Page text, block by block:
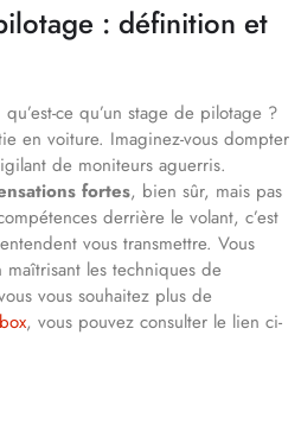
: définition et
ce qu’un stage de pilotage ?
en voiture. Imaginez-vous dompter
de moniteurs aguerris.
fortes, bien sûr, mais pas
derrière le volant, c’est
vous transmettre. Vous
les techniques de
vous souhaitez plus de
, vous pouvez consulter le lien ci-